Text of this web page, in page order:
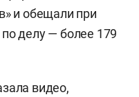
и обещали при
делу — более 179
видео,